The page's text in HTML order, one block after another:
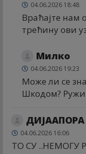
04.06.2026 18:48
Враћајте нам
трећину ови
Милко
04.06.2026 19:23
Може ли се
Шкодом? Ружи
ДИЈААПОРА
04.06.2026 16:06
ТО СУ ..НЕМОГУ